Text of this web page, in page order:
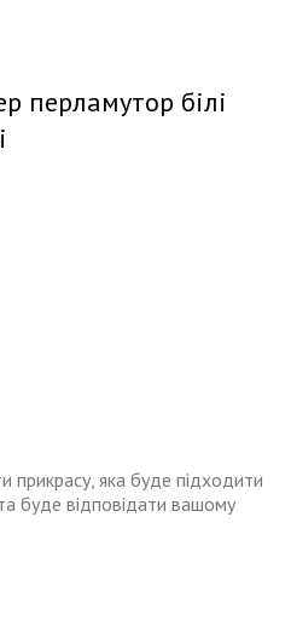
перламутор білі
яка буде підходити
буде відповідати вашому